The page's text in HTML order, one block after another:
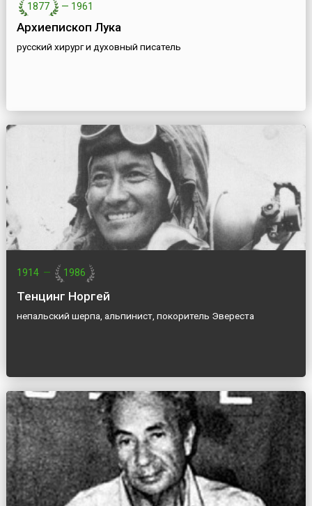
1877 — 1961
Архиепископ Лука
русский хирург и духовный писатель
1914 — 1986
Тенцинг Норгей
непальский шерпа, альпинист, покоритель Эвереста